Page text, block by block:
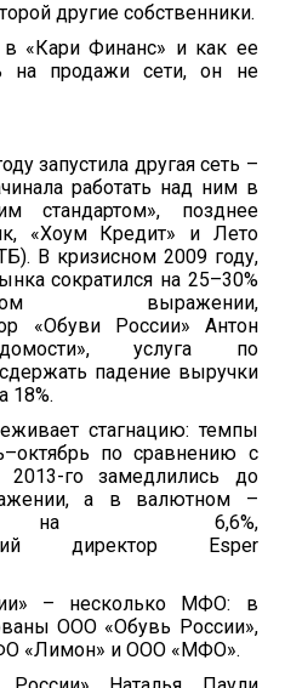
другие собственники.
«Кари Финанс» и как ее
на продажи сети, он не
запустила другая сеть –
работать над ним в
стандартом», позднее
«Хоум Кредит» и Лето
В кризисном 2009 году,
сократился на 25–30%
выражении,
«Обуви России» Антон
услуга по
падение выручки
18%.
стагнацию: темпы
по сравнению с
2013-го замедлились до
а в валютном –
на 6,6%,
директор Esper
– несколько МФО: в
ООО «Обувь России»,
«Лимон» и ООО «МФО».